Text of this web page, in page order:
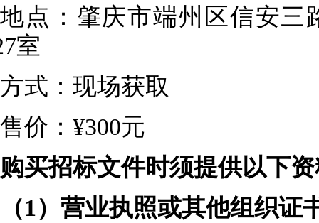
地点： 肇庆市端州区信安三
室
方式：现场获取
售价：¥300元
购买招标文件时须提供以下
（1）营业执照或其他组织